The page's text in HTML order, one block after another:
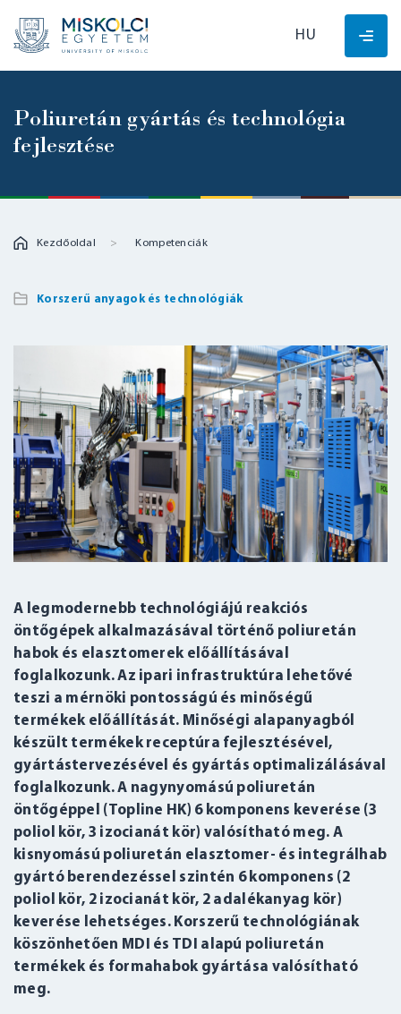
HU
Poliuretán gyártás és technológia
fejlesztése
Kezdőoldal Kompetenciák
Korszerű anyagok és technológiák
A legmodernebb technológiájú reakciós
öntőgépek alkalmazásával történő poliuretán
habok és elasztomerek előállításával
foglalkozunk. Az ipari infrastruktúra lehetővé
teszi a mérnöki pontosságú és minőségű
termékek előállítását. Minőségi alapanyagból
készült termékek receptúra fejlesztésével,
gyártástervezésével és gyártás optimalizálásával
foglalkozunk. A nagynyomású poliuretán
öntőgéppel (Topline HK) 6 komponens keverése (3
poliol kör, 3 izocianát kör) valósítható meg. A
kisnyomású poliuretán elasztomer- és integrálhab
gyártó berendezéssel szintén 6 komponens (2
poliol kör, 2 izocianát kör, 2 adalékanyag kör)
keverése lehetséges. Korszerű technológiának
köszönhetően MDI és TDI alapú poliuretán
termékek és formahabok gyártása valósítható
meg.